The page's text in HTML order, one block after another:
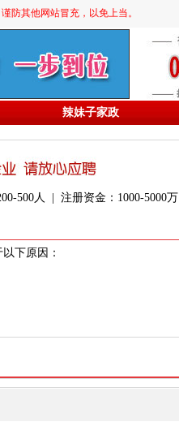
防其他网站冒充，以免上当。
辣妹子家政
500人 | 注册资金：1000-5000万
下原因：